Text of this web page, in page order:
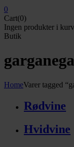
0
Cart(0)
Ingen produkter i
Butik
garganega
HomeVarer tagged
Rødvine
Hvidvine